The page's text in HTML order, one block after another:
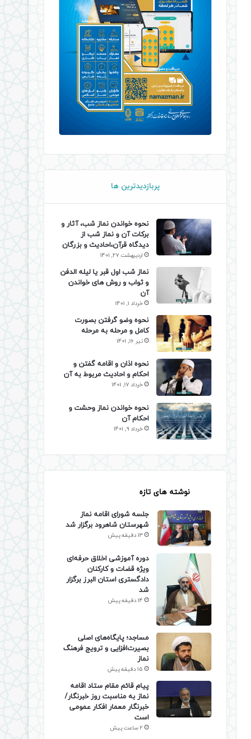
پربازدیدترین ها
نحوه خواندن نماز شب، آثار و
برکات آن و نماز شب از
دیدگاه قرآن،احادیث و بزرگان
اردیبهشت 27, 1401
نماز شب اول قبر یا لیله الدفن
و ثواب و روش های خواندن
آن
خرداد 1, 1401
نحوه وضو گرفتن بصورت
کامل و مرحله به مرحله
تیر 16, 1401
نحوه اذان و اقامه گفتن و
احکام و احادیث مربوط به آن
خرداد 17, 1401
نحوه خواندن نماز وحشت و
احکام آن
خرداد 9, 1401
نوشته های تازه
جلسه شورای اقامه نماز
شهرستان شاهرود برگزار شد
13 دقیقه پیش
دوره آموزشی اخلاق حرفه‌ای
ویژه قضات و کارکنان
دادگستری استان البرز برگزار
شد
14 دقیقه پیش
​مساجد؛ پایگاه‌های اصلی
بصیرت‌افزایی و ترویج فرهنگ
نماز
15 دقیقه پیش
پیام قائم مقام ستاد اقامه
نماز به مناسبت روز خبرنگار/
خبرنگار معمار افکار عمومی
است
2 ساعت پیش